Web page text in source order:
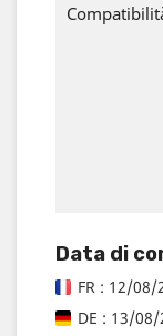
Data di
FR : 12/08/
DE : 13/08/